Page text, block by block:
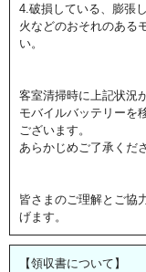
4.破損している、膨張
火などのおそれのある
い。
客室清掃時に上記状況
モバイルバッテリーを
ございます。
あらかじめご了承くだ
皆さまのご理解とご協
げます。
【領収書について】